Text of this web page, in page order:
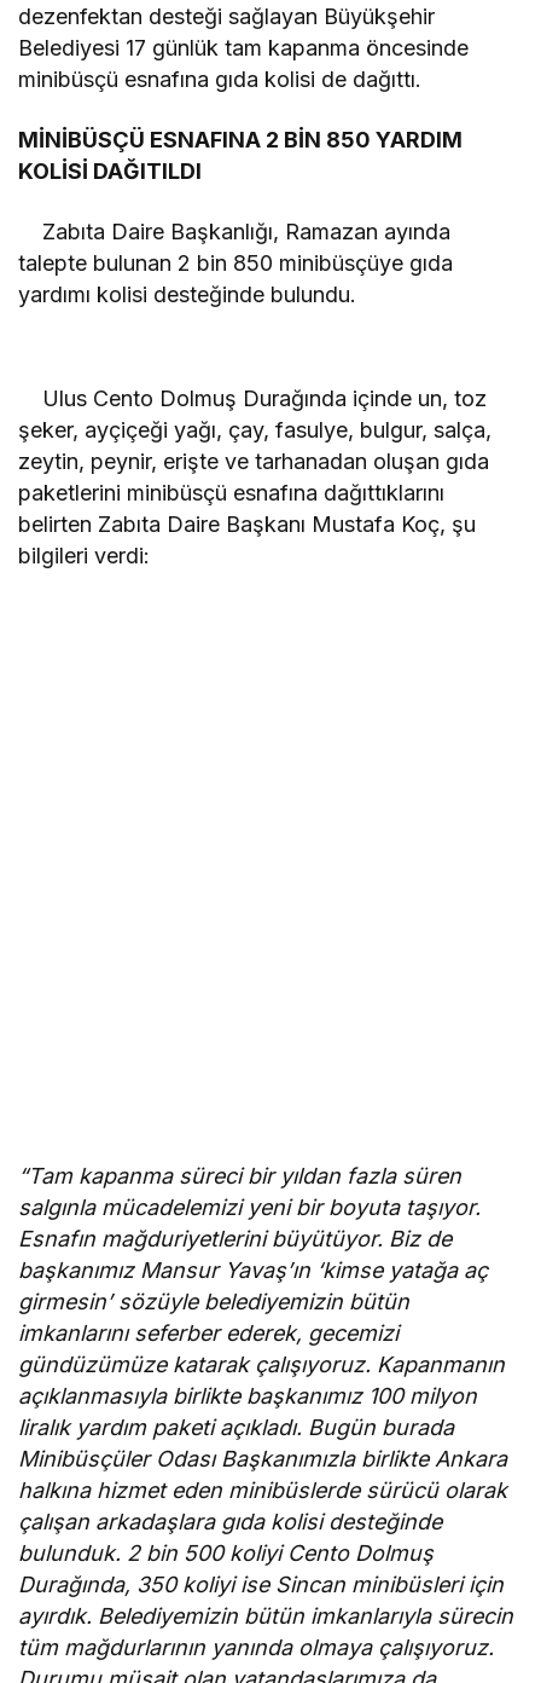
dezenfektan desteği sağlayan Büyükşehir
Belediyesi 17 günlük tam kapanma öncesinde
minibüsçü esnafına gıda kolisi de dağıttı.
MİNİBÜSÇÜ ESNAFINA 2 BİN 850 YARDIM
KOLİSİ DAĞITILDI
Zabıta Daire Başkanlığı, Ramazan ayında
talepte bulunan 2 bin 850 minibüsçüye gıda
yardımı kolisi desteğinde bulundu.
Ulus Cento Dolmuş Durağında içinde un, toz
şeker, ayçiçeği yağı, çay, fasulye, bulgur, salça,
zeytin, peynir, erişte ve tarhanadan oluşan gıda
paketlerini minibüsçü esnafına dağıttıklarını
belirten Zabıta Daire Başkanı Mustafa Koç, şu
bilgileri verdi:
“Tam kapanma süreci bir yıldan fazla süren
salgınla mücadelemizi yeni bir boyuta taşıyor.
Esnafın mağduriyetlerini büyütüyor. Biz de
başkanımız Mansur Yavaş’ın ‘kimse yatağa aç
girmesin’ sözüyle belediyemizin bütün
imkanlarını seferber ederek, gecemizi
gündüzümüze katarak çalışıyoruz. Kapanmanın
açıklanmasıyla birlikte başkanımız 100 milyon
liralık yardım paketi açıkladı. Bugün burada
Minibüsçüler Odası Başkanımızla birlikte Ankara
halkına hizmet eden minibüslerde sürücü olarak
çalışan arkadaşlara gıda kolisi desteğinde
bulunduk. 2 bin 500 koliyi Cento Dolmuş
Durağında, 350 koliyi ise Sincan minibüsleri için
ayırdık. Belediyemizin bütün imkanlarıyla sürecin
tüm mağdurlarının yanında olmaya çalışıyoruz.